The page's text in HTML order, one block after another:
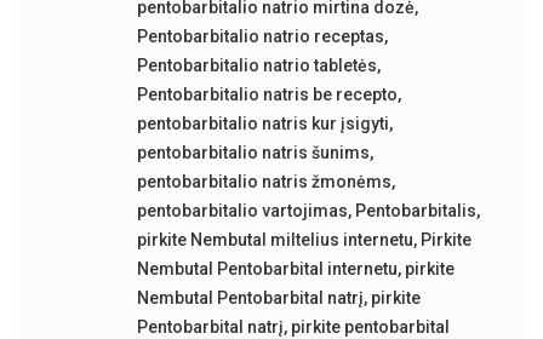
pentobarbitalio natrio mirtina dozė,
Pentobarbitalio natrio receptas,
Pentobarbitalio natrio tabletės,
Pentobarbitalio natris be recepto,
pentobarbitalio natris kur įsigyti,
pentobarbitalio natris šunims,
pentobarbitalio natris žmonėms,
pentobarbitalio vartojimas, Pentobarbitalis,
pirkite Nembutal miltelius internetu, Pirkite
Nembutal Pentobarbital internetu, pirkite
Nembutal Pentobarbital natrį, pirkite
Pentobarbital natrį, pirkite pentobarbital